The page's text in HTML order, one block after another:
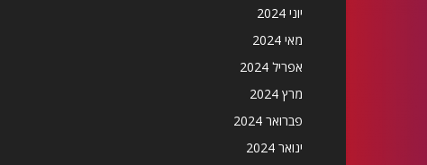
יוני 2024
מאי 2024
אפריל 2024
מרץ 2024
פברואר 2024
ינואר 2024